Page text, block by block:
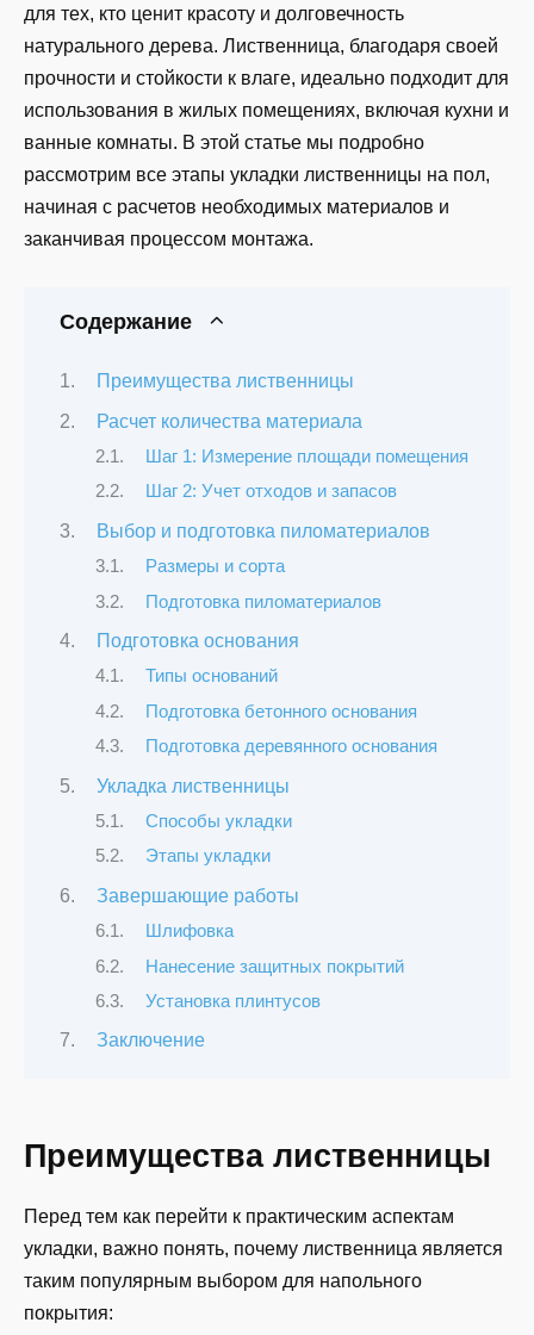
для тех, кто ценит красоту и долговечность
натурального дерева. Лиственница, благодаря своей
прочности и стойкости к влаге, идеально подходит для
использования в жилых помещениях, включая кухни и
ванные комнаты. В этой статье мы подробно
рассмотрим все этапы укладки лиственницы на пол,
начиная с расчетов необходимых материалов и
заканчивая процессом монтажа.
Содержание
Преимущества лиственницы
Расчет количества материала
Шаг 1: Измерение площади помещения
Шаг 2: Учет отходов и запасов
Выбор и подготовка пиломатериалов
Размеры и сорта
Подготовка пиломатериалов
Подготовка основания
Типы оснований
Подготовка бетонного основания
Подготовка деревянного основания
Укладка лиственницы
Способы укладки
Этапы укладки
Завершающие работы
Шлифовка
Нанесение защитных покрытий
Установка плинтусов
Заключение
Преимущества лиственницы
Перед тем как перейти к практическим аспектам
укладки, важно понять, почему лиственница является
таким популярным выбором для напольного
покрытия: